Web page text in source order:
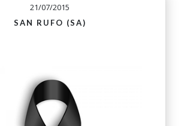
21/07/2015
SAN RUFO (SA)